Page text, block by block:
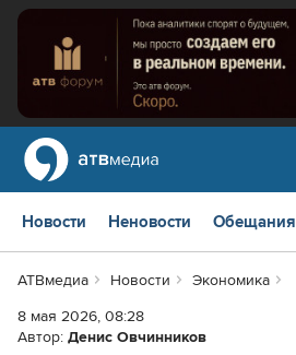
Новости Неновости Обещания
АТВмедиа Новости
Экономика
8 мая 2026, 08:28
Автор: Денис Овчинников